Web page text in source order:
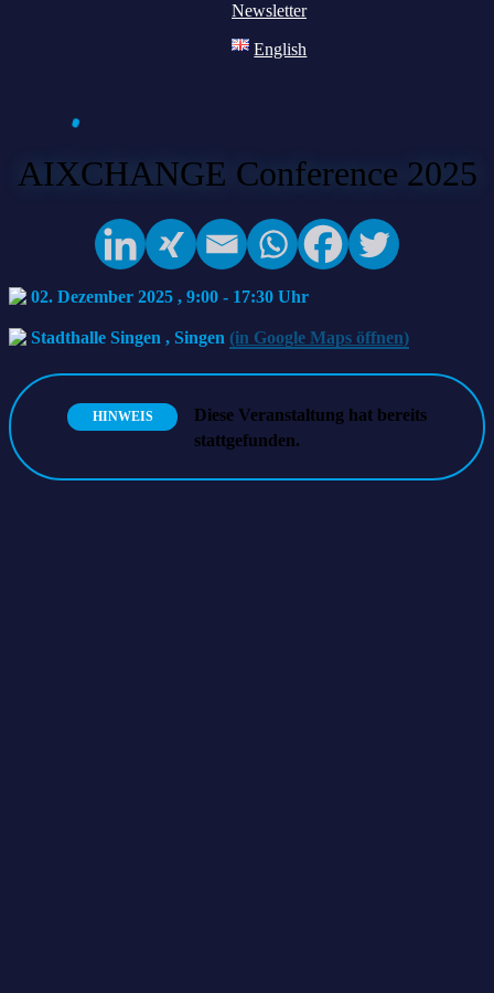
Newsletter
English
AIXCHANGE Conference 2025
02. Dezember 2025 , 9:00 - 17:30
Stadthalle Singen , Singen (in Google Maps öffnen)
HINWEIS
Diese Veranstaltung hat bereits
stattgefunden.